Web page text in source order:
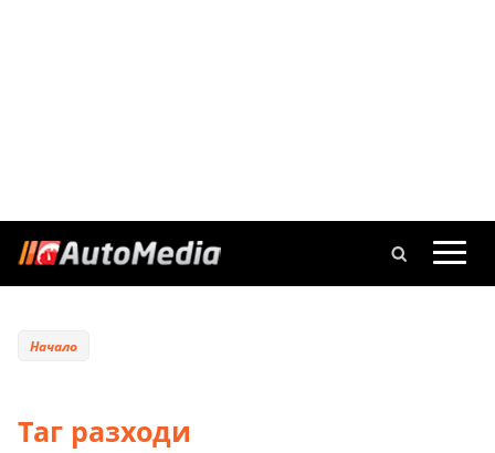
Начало
Таг разходи